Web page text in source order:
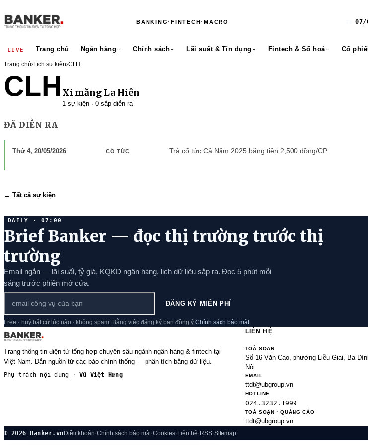
BANKING·FINTECH·MACRO 07/
LIVE Trang chủ Ngân hàng Chính sách Lãi suất & Tín dụng Fintech & Số hoá Cổ
Trang chủ›Lịch sự kiện›CLH
CLH Xi măng La Hiên
1 sự kiện · 0 sắp diễn ra
ĐÃ DIỄN RA
Thứ 4, 20/05/2026 CỔ TỨC Trả cổ tức Cả Năm 2025 bằng tiền 2,500 đồng/CP
← Tất cả sự kiện
DAILY · 07:00
Brief Banker — đọc thị trường trước thị
trường
Email ngắn — lãi suất, tỷ giá, KQKD ngân hàng, lịch dữ liệu sắp ra. Đọc 5 phút mỗi
sáng trước phiên mở cửa.
ĐĂNG KÝ MIỄN PHÍ
Free · huỷ bất cứ lúc nào · không spam. Bằng việc đăng ký bạn đồng ý Chính sách bảo mật
Trang thông tin điện tử tổng hợp chuyên sâu ngành ngân hàng & fintech tại
Việt Nam. Dẫn nguồn từ các báo chính thống — phân tích bằng dữ liệu.
Phụ trách nội dung ·Vũ Việt Hưng
LIÊN HỆ
TOÀ SOẠN
Số 16 Văn Cao, phường Liễu Giai, Ba
Nội
EMAIL
ttdt@ubgroup.vn
HOTLINE
024.3232.1999
TOÀ SOẠN · QUẢNG CÁO
ttdt@ubgroup.vn
© 2026 Banker.vnĐiều khoản·Chính sách bảo mật·Cookies· Liên hệ· RSS·Sitemap